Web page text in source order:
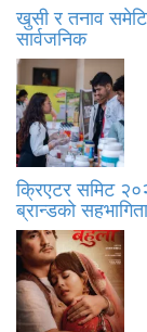
खुसी र तनाव
सार्वजनिक
क्रिएटर समिट
ब्रान्डको सहभागिता